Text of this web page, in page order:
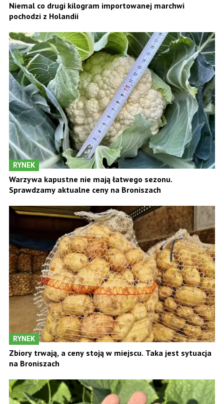
Niemal co drugi kilogram importowanej marchwi
pochodzi z Holandii
RYNEK
Warzywa kapustne nie mają łatwego sezonu.
Sprawdzamy aktualne ceny na Broniszach
RYNEK
Zbiory trwają, a ceny stoją w miejscu. Taka jest sytuacja
na Broniszach